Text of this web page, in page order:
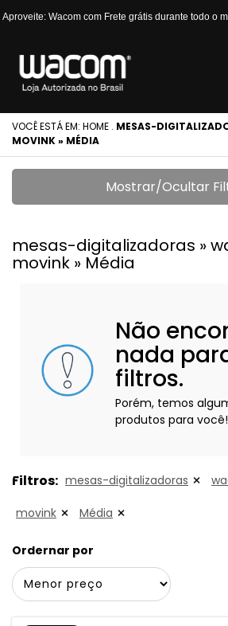
Aproveite: Wacom com Frete grátis durante todo o
VOCÊ ESTÁ EM: HOME . MESAS-
MOVINK » MÉDIA
Mostrar/Ocultar
mesas-digitalizadoras »
movink » Média
Não
nada
filtros.
Porém, temos
produtos para você!
Filtros: mesas-digitalizadoras
movink Média
Ordernar por